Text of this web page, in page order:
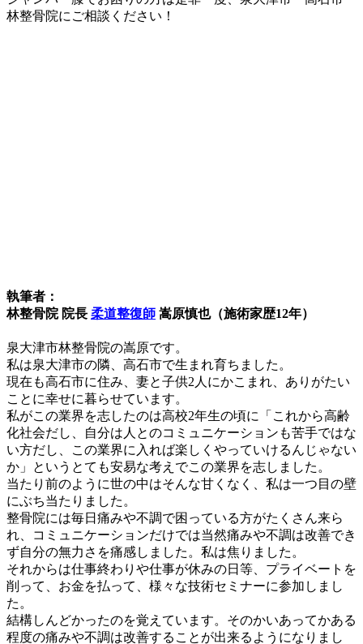
林整骨院にご相談ください！
執筆者：
林整骨院 院長 柔道整復師 嵩原慎也（施術家歴12年）
泉大津市林整骨院の嵩原です。
私は泉大津市の隣、高石市で生まれ育ちました。
現在も高石市に住み、妻と子供2人にかこまれ、ありがたい
ことに幸せに暮らせています。
私がこの業界を志したのは高校2年生の頃に「これから高齢
化社会だし、自分は人とのコミュニケーションも苦手ではな
い方だし、この業界に入れば楽しくやっていけるんじゃない
か」というとても安易な考えでこの業界を志しました。
当たり前のように世の中はそんな甘くなく、私は一つ目の壁
にぶち当たりました。
整骨院には毎日痛みや不調で困っている方がたくさん来ら
れ、コミュニケーションだけでは当然痛みや不調は改善でき
ず自分の無力さを痛感しました。私は焦りました。
それからは仕事終わりや仕事が休みの日等、プライベートを
削って、お金を払って、様々な技術セミナーに参加しまし
た。
結構しんどかったのを覚えています。そのかいあってかある
程度の痛みや不調は改善することが出来るようになりまし